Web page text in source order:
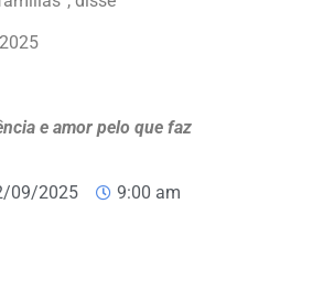
e amor pelo que faz
09/2025 9:00 am